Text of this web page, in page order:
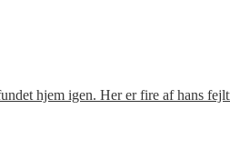
hjem igen. Her er fire af hans